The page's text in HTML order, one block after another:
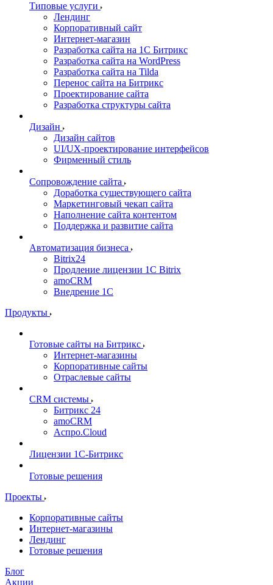
Типовые услуги
Лендинг
Корпоративный сайт
Интернет-магазин
Разработка сайта на 1С Битрикс
Разработка сайта на WordPress
Разработка сайта на Tilda
Перенос сайта на Битрикс
Проектирование сайта
Разработка структуры сайта
Дизайн
Дизайн сайтов
UI/UX-проектирование интерфейсов
Фирменный стиль
Сопровождение сайта
Доработка существующего сайта
Маркетинговый чекап сайта
Наполнение сайта контентом
Поддержка и развитие сайта
Автоматизация бизнеса
Bitrix24
Продление лицензии 1C Bitrix
amoCRM
Внедрение 1C
Продукты
Готовые сайты на Битрикс
Интернет-магазины
Корпоративные сайты
Отраслевые сайты
CRM системы
Битрикс 24
amoCRM
Аспро.Cloud
Лицензии 1С-Битрикс
Готовые решения
Проекты
Корпоративные сайты
Интернет-магазины
Лендинг
Готовые решения
Блог
Акции